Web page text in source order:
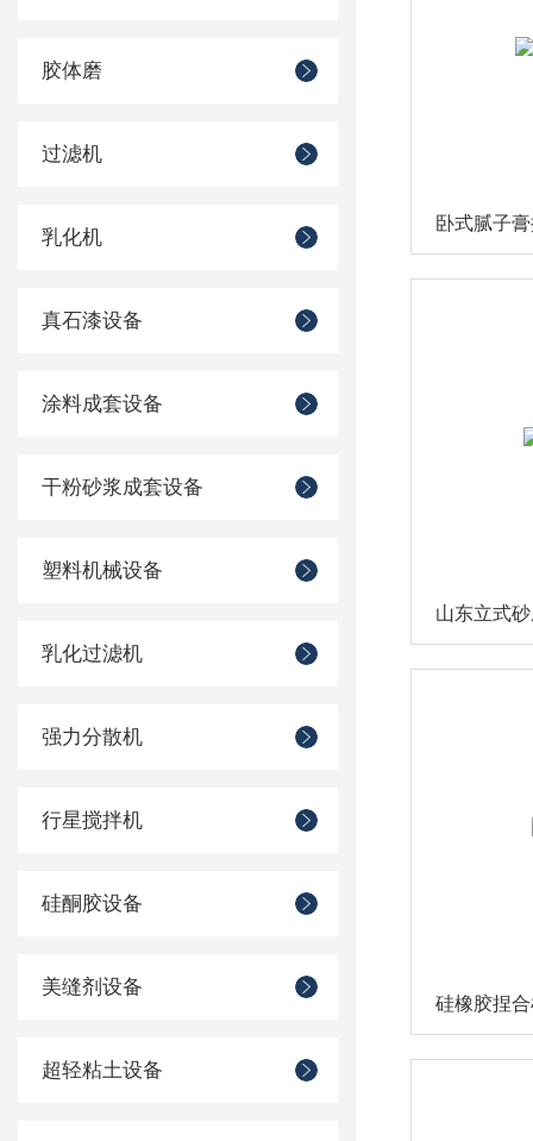
胶体磨
过滤机
乳化机
真石漆设备
涂料成套设备
干粉砂浆成套设备
塑料机械设备
乳化过滤机
强力分散机
行星搅拌机
硅酮胶设备
美缝剂设备
超轻粘土设备
卧式腻子
山东立式
硅橡胶捏